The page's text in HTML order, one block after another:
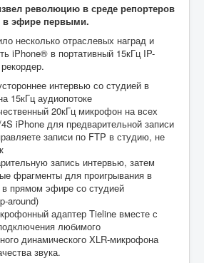
революцию в среде репортеров
в эфире первыми.
несколько отраслевых наград и
iPhone® в портативный 15кГц IP-
интервью со студией в
15кГц аудиопотоке
20кГц микрофон на всех
iPhone для предварительной записи
записи по FTP в студию, не
запись интервью, затем
фрагменты для проигрывания в
прямом эфире со студией
around)
адаптер Tieline вместе с
любимого
динамического XLR-микрофона
звука.